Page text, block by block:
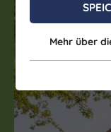
Mehr über